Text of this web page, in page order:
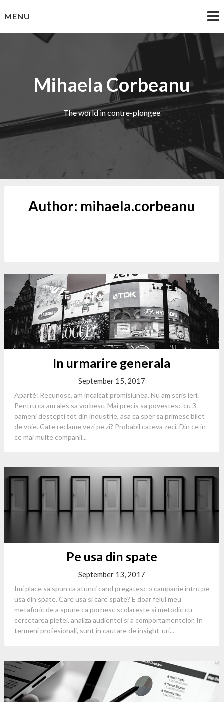
toMENU
Mihaela Corbeanu
The world in contre-plongee
Author: mihaela.corbeanu
In urmarire generala
September 15, 2017
Aparté: Recunosc, am incalcat promisiunea. Nu am scris ieri.
Pentru ca am ales sa vorbesc. Mai precis sa povestesc cu 3
oameni destepti tot din industrie, asa ca sper sa primesc bilet
de voie. Cate reclame vezi pe zi? Probabil cateva zeci. Din ce in
ce mai multe companii...
Pe usa din spate
September 13, 2017
Imi place sa spun ca atunci cand pregatesc o campanie intru pe
usa din spate. Care usa si care spate? E doar felul meu
metaforic de a spune ca pornesc scolareste si metodic cu
cercetarea pietei, analiza audientei si a comportamentelor. In
termeni profesionali, sunt in cautare de insight-uri...